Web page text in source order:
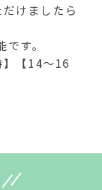
けましたら
す。
【14～16